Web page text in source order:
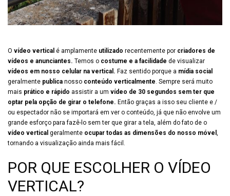
O vídeo vertical é amplamente utilizado recentemente por criadores de
vídeos e anunciantes. Temos o costume e a facilidade de visualizar
vídeos em nosso celular na vertical. Faz sentido porque a mídia social
geralmente publica nosso conteúdo verticalmente. Sempre será muito
mais prático e rápido assistir a um vídeo de 30 segundos sem ter que
optar pela opção de girar o telefone. Então graças a isso seu cliente e /
ou espectador não se importará em ver o conteúdo, já que não envolve um
grande esforço para fazê-lo sem ter que girar a tela, além do fato de o
vídeo vertical geralmente ocupar todas as dimensões do nosso móvel ,
tornando a visualização ainda mais fácil.
POR QUE ESCOLHER O VÍDEO
VERTICAL?